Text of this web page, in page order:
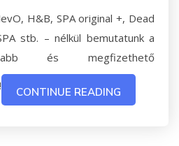
H&B, SPA original +, Dead
stb. – nélkül bemutatunk a
és megfizethető
CONTINUE READING